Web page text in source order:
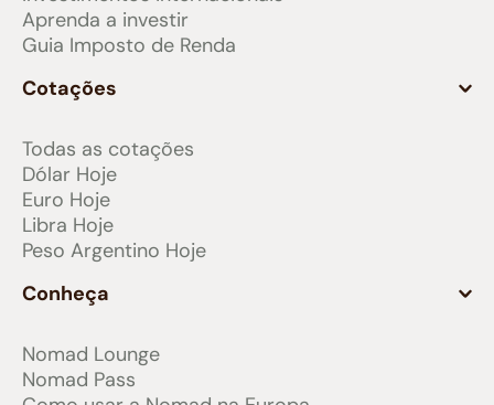
Aprenda a investir
Guia Imposto de Renda
Cotações
Todas as cotações
Dólar Hoje
Euro Hoje
Libra Hoje
Peso Argentino Hoje
Conheça
Nomad Lounge
Nomad Pass